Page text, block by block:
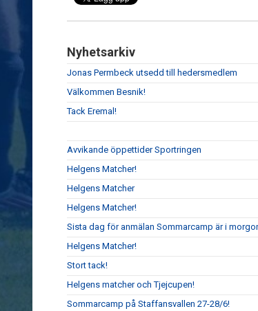
Nyhetsarkiv
Jonas Permbeck utsedd till hedersmedlem
Välkommen Besnik!
Tack Eremal!
Avvikande öppettider Sportringen
Helgens Matcher!
Helgens Matcher
Helgens Matcher!
Sista dag för anmälan Sommarcamp är i
Helgens Matcher!
Stort tack!
Helgens matcher och Tjejcupen!
Sommarcamp på Staffansvallen 27-28/6!